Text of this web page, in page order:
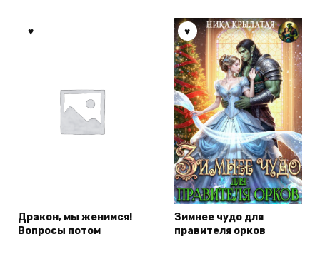
Дракон, мы женимся!
Вопросы потом
Зимнее чудо для
правителя орков